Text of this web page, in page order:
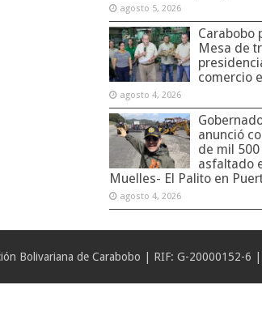
agosto 5, 2026
Carabobo
Mesa de
comercio
agosto 4, 2026
anunció
de mil
asfaltado
Muelles- El Palito en
agosto 4, 2026
Bolivariana de Carabobo | RIF: G-20000152-6